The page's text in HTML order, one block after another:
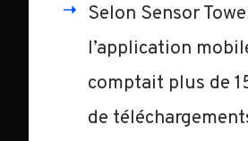
Selon Sensor
l’application
comptait plus de
de